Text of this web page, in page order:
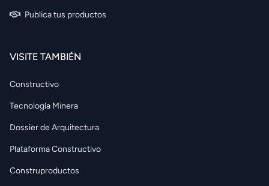
Publica tus productos
VISITE TAMBIÉN
Constructivo
Tecnología Minera
Dossier de Arquitectura
Plataforma Constructivo
Construproductos